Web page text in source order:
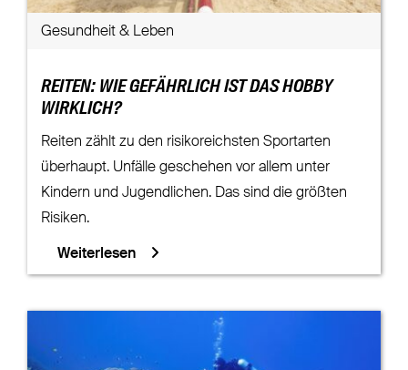
Gesundheit & Leben
REITEN: WIE GEFÄHRLICH IST DAS HOBBY
WIRKLICH?
Reiten zählt zu den risikoreichsten Sportarten
überhaupt. Unfälle geschehen vor allem unter
Kindern und Jugendlichen. Das sind die größten
Risiken.
Weiterlesen